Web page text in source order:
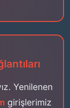
Yenilenen
girişlerimiz